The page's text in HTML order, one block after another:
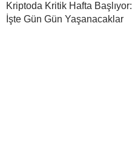
Kriptoda Kritik Hafta Başlıyor:
İşte Gün Gün Yaşanacaklar